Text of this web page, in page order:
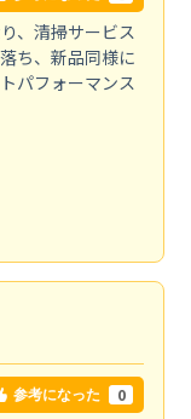
、清掃サービス
ち、新品同様に
パフォーマンス
参考になった 0